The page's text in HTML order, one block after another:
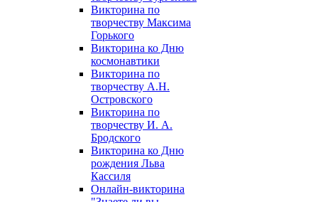
Викторина по
творчеству Максима
Горького
Викторина ко Дню
космонавтики
Викторина по
творчеству А.Н.
Островского
Викторина по
творчеству И. А.
Бродского
Викторина ко Дню
рождения Льва
Кассиля
Онлайн-викторина